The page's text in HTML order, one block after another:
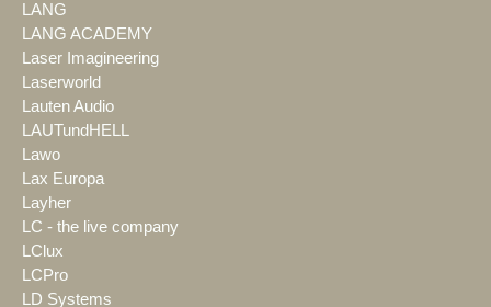
LANG
LANG ACADEMY
Laser Imagineering
Laserworld
Lauten Audio
LAUTundHELL
Lawo
Lax Europa
Layher
LC - the live company
LClux
LCPro
LD Systems